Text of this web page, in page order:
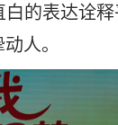
的表达诠
人。